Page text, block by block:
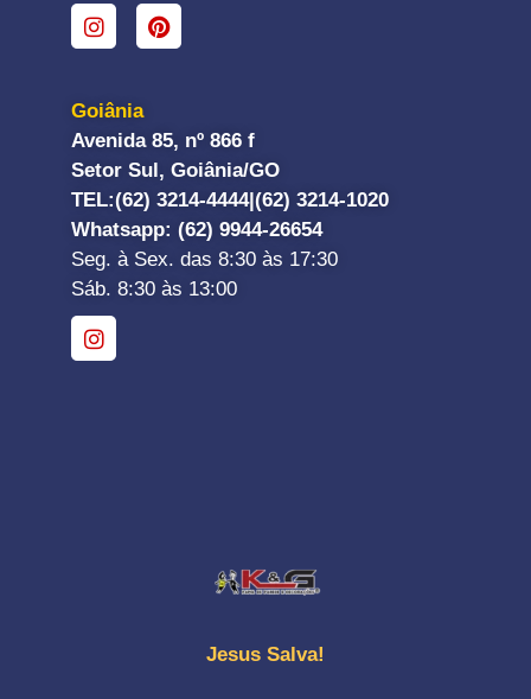
Goiânia
Avenida 85, nº 866 f
Setor Sul, Goiânia/GO
TEL:(62) 3214-4444|(62) 3214-1020
Whatsapp: (62) 9944-26654
Seg. à Sex. das 8:30 às 17:30
Sáb. 8:30 às 13:00
Jesus Salva!